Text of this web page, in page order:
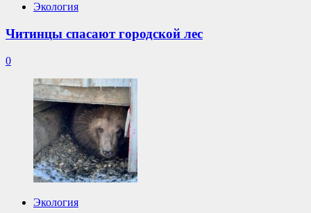
Экология
Читинцы спасают городской лес
0
Экология